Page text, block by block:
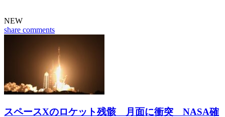
NEW
share comments
スペースXのロケット残骸 月面に衝突 NASA確